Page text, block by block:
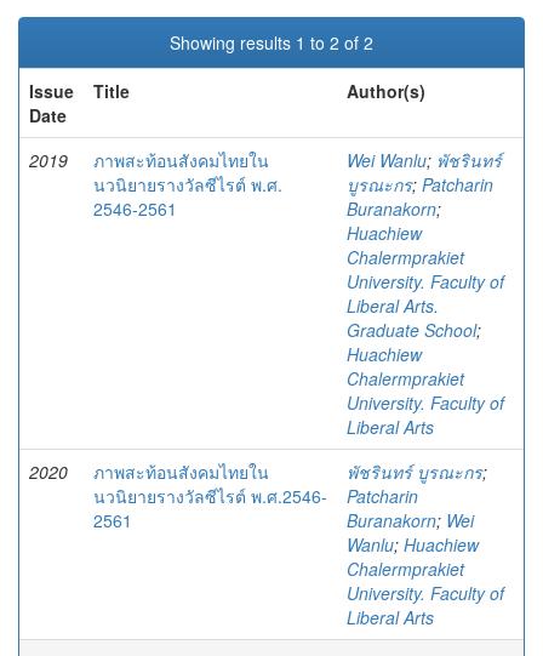
Showing results 1 to 2 of 2
Issue
Date
Title Author(s)
2019
ภาพสะท้อนสังคมไทยใน
นวนิยายรางวัลซีไรต์ พ.ศ.
2546-2561
Wei Wanlu; พัชรินทร์
บูรณะกร; Patcharin
Buranakorn;
Huachiew
Chalermprakiet
University. Faculty of
Liberal Arts.
Graduate School;
Huachiew
Chalermprakiet
University. Faculty of
Liberal Arts
2020
ภาพสะท้อนสังคมไทยใน
นวนิยายรางวัลซีไรต์ พ.ศ.2546-
2561
พัชรินทร์ บูรณะกร;
Patcharin
Buranakorn; Wei
Wanlu; Huachiew
Chalermprakiet
University. Faculty of
Liberal Arts